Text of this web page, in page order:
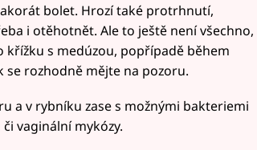
bolet. Hrozí také protrhnutí,
i otěhotnět. Ale to ještě není všechno,
křížku s medúzou, popřípadě během
se rozhodně mějte na pozoru.
a v rybníku zase s možnými bakteriemi
vaginální mykózy.